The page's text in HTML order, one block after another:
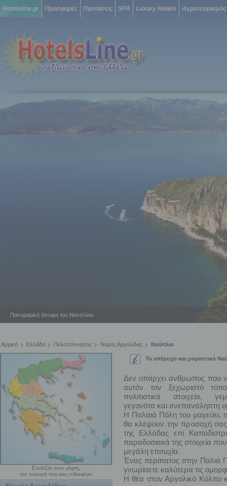
Hotelsline.gr Προσφορές Προτάσεις SPA Luxury Hotels Αγροτουρισμός
Πανοραμική άποψη του Ναυπλίου
Αρχική Ελλάδα Πελοπόννησος Νομός Αργολίδας Ναύπλιο
Επιλέξτε στον χάρτη,
την περιοχή που σας ενδιαφέρει
Το υπέροχο και ρομαντικό
Δεν υπάρχει άνθρωπος που
αυτόν τον ξεχωριστό
πολιτιστικά στοιχεία,
γεγονότα και ανεπανάληπτη
Η Παλαιά Πόλη του μαγεύει, η
θα κλέψουν την προσοχή
της Ελλάδας επί
παραδοσιακά της στοιχεία
μεγάλη επιτυχία.
Ένας περίπατος στην Παλιά
γνωρίσετε καλύτερα τις
Η θέα στον Αργολικό Κόλπο